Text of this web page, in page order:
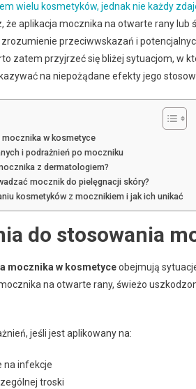
wielu kosmetyków, jednak nie każdy
że aplikacja mocznika na otwarte rany
przeciwwskazań i
zatem przyjrzeć się bliżej sytuacjom, w
na niepożądane efekty jego
w kosmetyce
i podrażnień po moczniku
z dermatologiem?
mocznik do pielęgnacji skóry?
kosmetyków z mocznikiem i jak ich unikać
do stosowania
mocznika w kosmetyceobejmują
na otwarte rany, świeżo
jeśli jest aplikowany na:
na infekcje
troski